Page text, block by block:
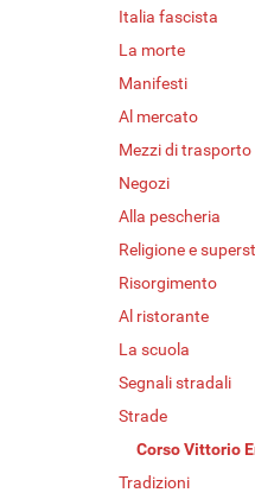
Italia fascista
La morte
Manifesti
Al mercato
Mezzi di trasporto
Negozi
Alla pescheria
Religione e
Risorgimento
Al ristorante
La scuola
Segnali stradali
Strade
Corso Vittorio
Tradizioni